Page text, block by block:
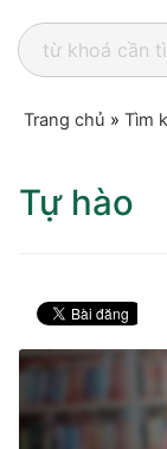
Trang chủ » Tìm
Tự hào